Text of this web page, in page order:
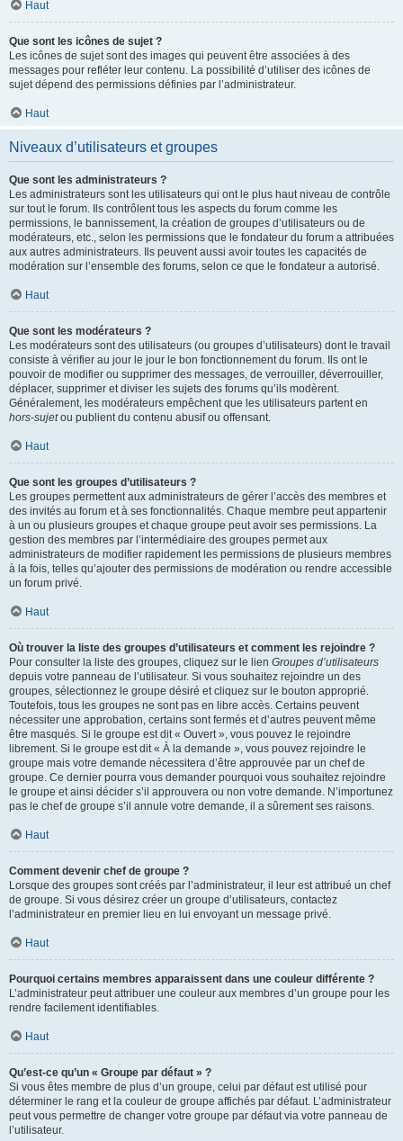
Haut
Que sont les icônes de sujet ?
Les icônes de sujet sont des images qui peuvent être associées à des
messages pour refléter leur contenu. La possibilité d’utiliser des icônes de
sujet dépend des permissions définies par l’administrateur.
Haut
Niveaux d’utilisateurs et groupes
Que sont les administrateurs ?
Les administrateurs sont les utilisateurs qui ont le plus haut niveau de contrôle
sur tout le forum. Ils contrôlent tous les aspects du forum comme les
permissions, le bannissement, la création de groupes d’utilisateurs ou de
modérateurs, etc., selon les permissions que le fondateur du forum a attribuées
aux autres administrateurs. Ils peuvent aussi avoir toutes les capacités de
modération sur l’ensemble des forums, selon ce que le fondateur a autorisé.
Haut
Que sont les modérateurs ?
Les modérateurs sont des utilisateurs (ou groupes d’utilisateurs) dont le travail
consiste à vérifier au jour le jour le bon fonctionnement du forum. Ils ont le
pouvoir de modifier ou supprimer des messages, de verrouiller, déverrouiller,
déplacer, supprimer et diviser les sujets des forums qu’ils modèrent.
Généralement, les modérateurs empêchent que les utilisateurs partent en
hors-sujetou publient du contenu abusif ou offensant.
Haut
Que sont les groupes d’utilisateurs ?
Les groupes permettent aux administrateurs de gérer l’accès des membres et
des invités au forum et à ses fonctionnalités. Chaque membre peut appartenir
à un ou plusieurs groupes et chaque groupe peut avoir ses permissions. La
gestion des membres par l’intermédiaire des groupes permet aux
administrateurs de modifier rapidement les permissions de plusieurs membres
à la fois, telles qu’ajouter des permissions de modération ou rendre accessible
un forum privé.
Haut
Où trouver la liste des groupes d’utilisateurs et comment les rejoindre ?
Pour consulter la liste des groupes, cliquez sur le lien Groupes d’utilisateurs
depuis votre panneau de l’utilisateur. Si vous souhaitez rejoindre un des
groupes, sélectionnez le groupe désiré et cliquez sur le bouton approprié.
Toutefois, tous les groupes ne sont pas en libre accès. Certains peuvent
nécessiter une approbation, certains sont fermés et d’autres peuvent même
être masqués. Si le groupe est dit « Ouvert », vous pouvez le rejoindre
librement. Si le groupe est dit « À la demande », vous pouvez rejoindre le
groupe mais votre demande nécessitera d’être approuvée par un chef de
groupe. Ce dernier pourra vous demander pourquoi vous souhaitez rejoindre
le groupe et ainsi décider s’il approuvera ou non votre demande. N’importunez
pas le chef de groupe s’il annule votre demande, il a sûrement ses raisons.
Haut
Comment devenir chef de groupe ?
Lorsque des groupes sont créés par l’administrateur, il leur est attribué un chef
de groupe. Si vous désirez créer un groupe d’utilisateurs, contactez
l’administrateur en premier lieu en lui envoyant un message privé.
Haut
Pourquoi certains membres apparaissent dans une couleur différente ?
L’administrateur peut attribuer une couleur aux membres d’un groupe pour les
rendre facilement identifiables.
Haut
Qu’est-ce qu’un « Groupe par défaut » ?
Si vous êtes membre de plus d’un groupe, celui par défaut est utilisé pour
déterminer le rang et la couleur de groupe affichés par défaut. L’administrateur
peut vous permettre de changer votre groupe par défaut via votre panneau de
l’utilisateur.